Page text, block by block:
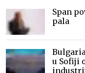
Span
pala
u Sofiji